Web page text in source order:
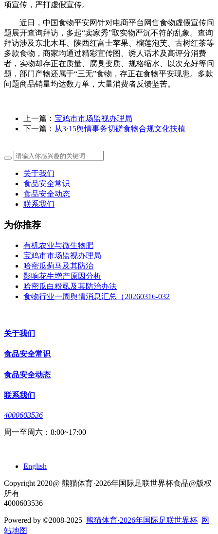
项宣传，严打虚假宣传。
近日，中国食物平安网针对电商平台网售食物虚假宣传问
题展开查询拜访，多起“卖家秀”取实物严沉不符的乱象。查询
拜访涉及东北木耳、陕西红富士苹果、榴莲泡芙、古树红茶等
多款食物，商家均通过精彩宣传图、诱人话术及高评分消费
者，实物却存正在质量、腐臭变质、规格缩水、以次充好等问
题，部门产物还属于“三无”食物，存正在食物平安现患。多款
问题商品销量均达数万单，大量消费者反馈坚苦。
上一篇： 宝鸡市市场监视办理局
下一篇： 从3·15舆情事务切磋食物合规文化扶植
关于我们
食品安全常识
食品安全动态
联系我们
为你推荐
有机农业与微生物肥
宝鸡市市场监视办理局
哈密瓜蓟马及其防治
影响花生增产原因分析
哈密瓜白粉虱及其防治办法
食物行业一周舆情消息汇总（20260316-032
关于我们
食品安全常识
食品安全动态
联系我们
4000603536
周一至周六：8:00~17:00
English
Copyright 2020@ 熊猫体育·2026年国际足联世界杯食品@版权
所有
4000603536
Powered by ©2008-2025 熊猫体育·2026年国际足联世界杯 网
站地图